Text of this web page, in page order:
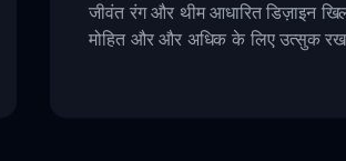
जीवंत रंग और थीम आधारित डिज़ाइन
मोहित और और अधिक के लिए उत्सुक